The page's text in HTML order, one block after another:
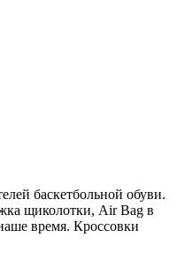
баскетбольной обуви.
щиколотки, Air Bag в
время. Кроссовки